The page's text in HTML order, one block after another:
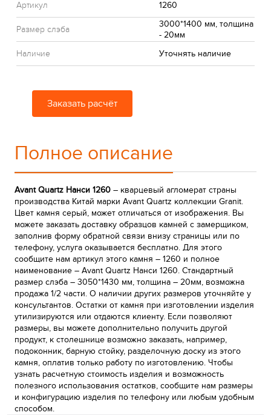
Артикул 1260
Размер слэба
3000*1400 мм, толщина
- 20мм
Наличие
Уточнять наличие
Заказать расчёт
Полное описание
Avant Quartz Нанси 1260 – кварцевый агломерат страны
производства Китай марки Avant Quartz коллекции Granit.
Цвет камня серый, может отличаться от изображения. Вы
можете заказать доставку образцов камней с замерщиком,
заполнив форму обратной связи внизу страницы или по
телефону, услуга оказывается бесплатно. Для этого
сообщите нам артикул этого камня – 1260 и полное
наименование – Avant Quartz Нанси 1260. Стандартный
размер слэба – 3050*1430 мм, толщина – 20мм, возможна
продажа 1/2 части. О наличии других размеров уточняйте у
консультантов. Остатки от камня при изготовлении изделия
утилизируются или отдаются клиенту. Если позволяют
размеры, вы можете дополнительно получить другой
продукт, к столешнице возможно заказать, например,
подоконник, барную стойку, разделочную доску из этого
камня, оплатив только работу по изготовлению. Чтобы
узнать расчетную стоимость изделия и возможность
полезного использования остатков, сообщите нам размеры
и конфигурацию изделия по телефону или любым удобным
способом.